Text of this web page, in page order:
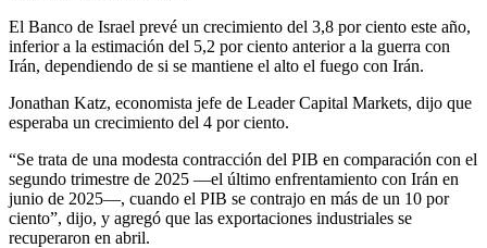
El Banco de Israel prevé un crecimiento del 3,8 por ciento este año,
inferior a la estimación del 5,2 por ciento anterior a la guerra con
Irán, dependiendo de si se mantiene el alto el fuego con Irán.
Jonathan Katz, economista jefe de Leader Capital Markets, dijo que
esperaba un crecimiento del 4 por ciento.
“Se trata de una modesta contracción del PIB en comparación con el
segundo trimestre de 2025 —el último enfrentamiento con Irán en
junio de 2025—, cuando el PIB se contrajo en más de un 10 por
ciento”, dijo, y agregó que las exportaciones industriales se
recuperaron en abril.